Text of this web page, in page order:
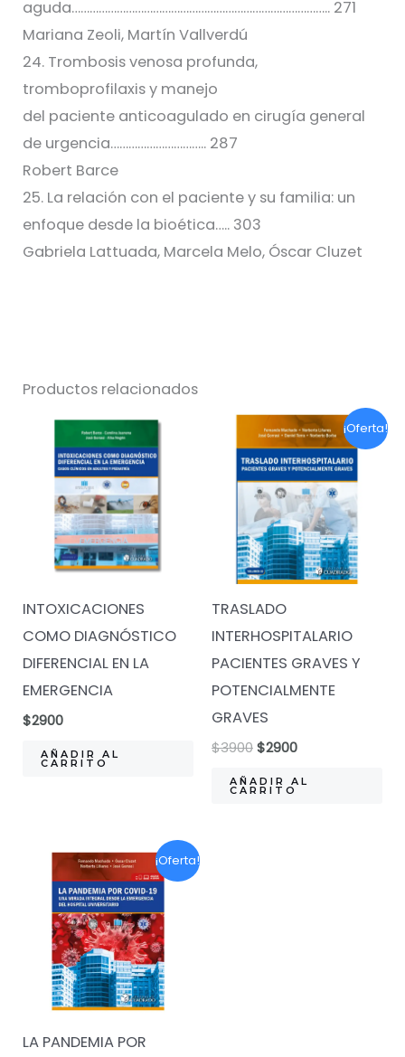
aguda………………………………………………………………………….. 271
Mariana Zeoli, Martín Vallverdú
24. Trombosis venosa profunda,
tromboprofilaxis y manejo
del paciente anticoagulado en cirugía general
de urgencia………………………….. 287
Robert Barce
25. La relación con el paciente y su familia: un
enfoque desde la bioética….. 303
Gabriela Lattuada, Marcela Melo, Óscar Cluzet
Productos relacionados
INTOXICACIONES
COMO DIAGNÓSTICO
DIFERENCIAL EN LA
EMERGENCIA
$2900
AÑADIR AL
CARRITO
¡Oferta!
TRASLADO
INTERHOSPITALARIO
PACIENTES GRAVES Y
POTENCIALMENTE
GRAVES
$3900El
original
era:
$2900El
actual
AÑADIR AL
CARRITO
¡Oferta!
LA PANDEMIA POR